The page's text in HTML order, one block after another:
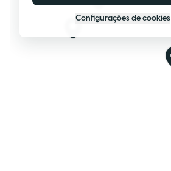
Configurações de cookies